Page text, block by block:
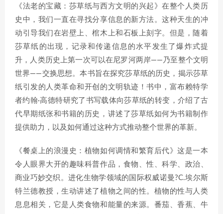
《法老的宝藏：莎草纸与西方文明的兴起》在整个人类历
史中，我们一直在寻找分享信息的新方法。这种天生的冲
动引导我们在岩壁上、棺木上和石板上刻字。但是，随着
莎草纸的出现，记录和传递信息的水平发生了爆炸式提
升，人类历史上第一次可以在尼罗河两岸——乃至整个文明
世界——交换思想。本书旨在探究莎草纸的历史，揭示莎草
纸引发的人类革命和开创的文明轨迹！书中，富布赖特学
者约翰·高德特研究了书写载体向莎草纸的转变，介绍了古
代早期纸张和书籍的历史，讲述了莎草纸如何为书籍制作
提供助力，以及如何通过这种方式推动整个世界的革新。
《餐桌上的浪漫史：植物如何调情和繁育后代》这是一本
令人眼界大开的趣味科普作品，食物、性、科学、政治、
商业巧妙交织。进化生物学领域的国际权威诺曼?C.埃尔斯
特兰德教授，生动讲述了植物之间的性。植物的性与人类
息息相关，它是人类食物和能量的来源。番茄、香蕉、牛